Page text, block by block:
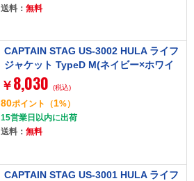
送料： 無料
CAPTAIN STAG US-3002 HULA ライフ
ジャケット TypeD M(ネイビー×ホワイ
ト)
￥ 8,030 (税込)
80ポイント （1%）
15営業日以内に出荷
送料： 無料
CAPTAIN STAG US-3001 HULA ライフ